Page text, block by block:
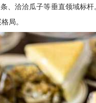
、洽洽瓜子等垂直领域标
局。